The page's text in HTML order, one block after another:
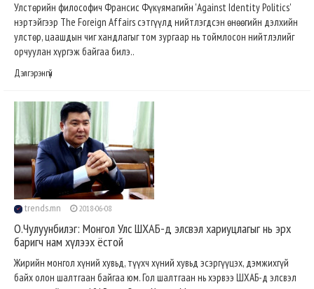
Улстөрийн философич Франсис Фүкүямагийн 'Against Identity Politics'
нэртэйгээр The Foreign Affairs сэтгүүлд нийтлэгдсэн өнөөгийн дэлхийн
улстөр, цаашдын чиг хандлагыг том зургаар нь тоймлосон нийтлэлийг
орчуулан хүргэж байгаа билэ..
Дэлгэрэнгүй
trends.mn 2018-06-08
О.Чулуунбилэг: Монгол Улс ШХАБ-д элсвэл хариуцлагыг нь эрх
баригч нам хүлээх ёстой
Жирийн монгол хүний хувьд, түүхч хүний хувьд эсэргүүцэх, дэмжихгүй
байх олон шалтгаан байгаа юм. Гол шалтгаан нь хэрвээ ШХАБ-д элсвэл